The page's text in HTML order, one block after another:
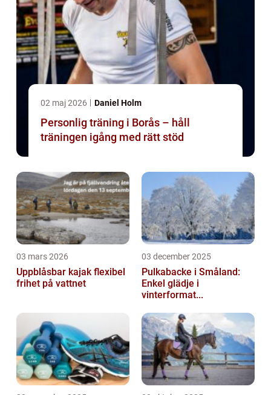
02 maj 2026 Daniel Holm
Personlig träning i Borås – håll
träningen igång med rätt stöd
03 mars 2026
Uppblåsbar kajak flexibel
frihet på vattnet
03 december 2025
Pulkabacke i Småland:
Enkel glädje i
vinterformat...